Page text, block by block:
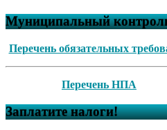
Муниципальный
Перечень обязательных
Перечень НПА
Заплатите налоги!